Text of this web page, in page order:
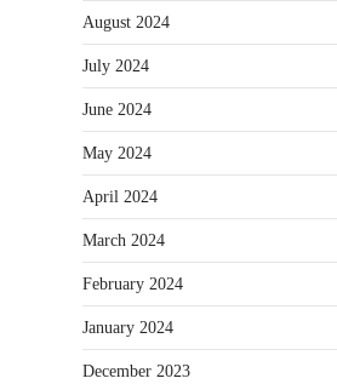
August 2024
July 2024
June 2024
May 2024
April 2024
March 2024
February 2024
January 2024
December 2023